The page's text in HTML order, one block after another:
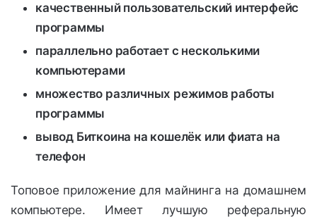
качественный пользовательский интерфейс
программы
параллельно работает с несколькими
компьютерами
множество различных режимов работы
программы
вывод Биткоина на кошелёк или фиата на
телефон
Топовое приложение для майнинга на домашнем
компьютере. Имеет лучшую реферальную